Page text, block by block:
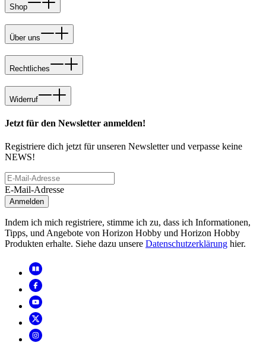
Shop
Über uns
Rechtliches
Widerruf
Jetzt für den Newsletter anmelden!
Registriere dich jetzt für unseren Newsletter und verpasse keine
NEWS!
E-Mail-Adresse
Anmelden
Indem ich mich registriere, stimme ich zu, dass ich Informationen,
Tipps, und Angebote von Horizon Hobby und Horizon Hobby
Produkten erhalte. Siehe dazu unsere Datenschutzerklärung hier.